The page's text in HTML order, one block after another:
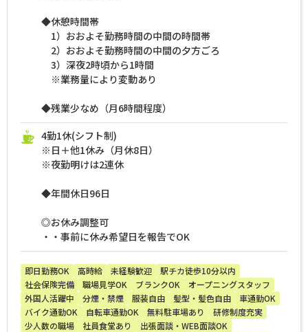
◆休憩時間帯
1）おおよそ勤務時間の中間の時間帯
2）おおよそ勤務時間の中間の夕方ごろ
3）深夜2時頃から1時間
※業務量により変動あり
◆残業少なめ（月6時間程度）
4勤1休(シフト制)
※日＋他1休み（月休8日）
※夜勤明けは2連休
◆年間休日96日
◎お休み調整可
・・事前に休み希望日を報告でOK
即日勤務OK 高時給 未経験歓迎
駅チカ徒歩10分以内
社会保険完備
職場見学OK ブランクOK
オープニングスタッフ
外国人活躍中
分煙・禁煙 服装自由 髪型・髪色自由
車通勤OK
バイク通勤OK
自転車通勤OK 無料駐車場あり
研修制度充実
少人数の職場
社員食堂あり
出張面談・WEB面談OK